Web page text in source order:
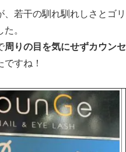
若干の馴れ馴れしさとゴリ
。
周りの目を気にせずカウンセ
ですね！